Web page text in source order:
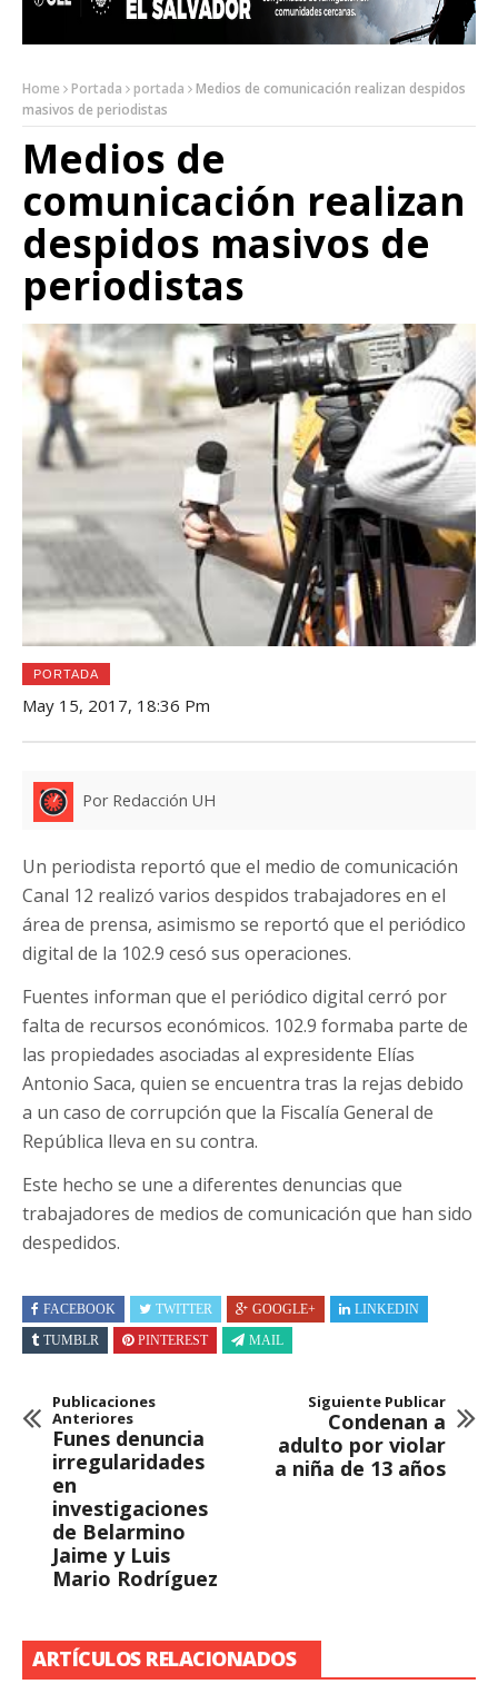
Home Portada portada
Medios de comunicación realizan despidos
masivos de periodistas
Medios de
comunicación realizan
despidos masivos de
periodistas
PORTADA
May 15, 2017, 18:36 Pm
Por Redacción UH
Un periodista reportó que el medio de comunicación
Canal 12 realizó varios despidos trabajadores en el
área de prensa, asimismo se reportó que el periódico
digital de la 102.9 cesó sus operaciones.
Fuentes informan que el periódico digital cerró por
falta de recursos económicos. 102.9 formaba parte de
las propiedades asociadas al expresidente Elías
Antonio Saca, quien se encuentra tras la rejas debido
a un caso de corrupción que la Fiscalía General de
República lleva en su contra.
Este hecho se une a diferentes denuncias que
trabajadores de medios de comunicación que han sido
despedidos.
FACEBOOK TWITTER GOOGLE+
LINKEDIN
TUMBLR
PINTEREST MAIL
Publicaciones
Anteriores
Funes denuncia
irregularidades
en
investigaciones
de Belarmino
Jaime y Luis
Mario Rodríguez
Siguiente Publicar
Condenan a
adulto por violar
a niña de 13 años
ARTÍCULOS RELACIONADOS